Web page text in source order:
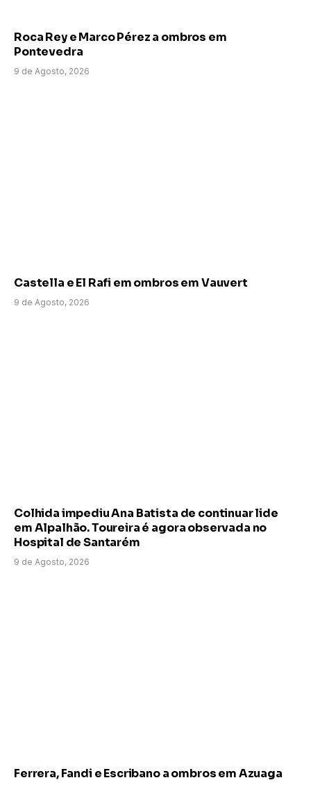
Roca Rey e Marco Pérez a ombros em
Pontevedra
9 de Agosto, 2026
Castella e El Rafi em ombros em Vauvert
9 de Agosto, 2026
Colhida impediu Ana Batista de continuar lide
em Alpalhão. Toureira é agora observada no
Hospital de Santarém
9 de Agosto, 2026
Ferrera, Fandi e Escribano a ombros em Azuaga